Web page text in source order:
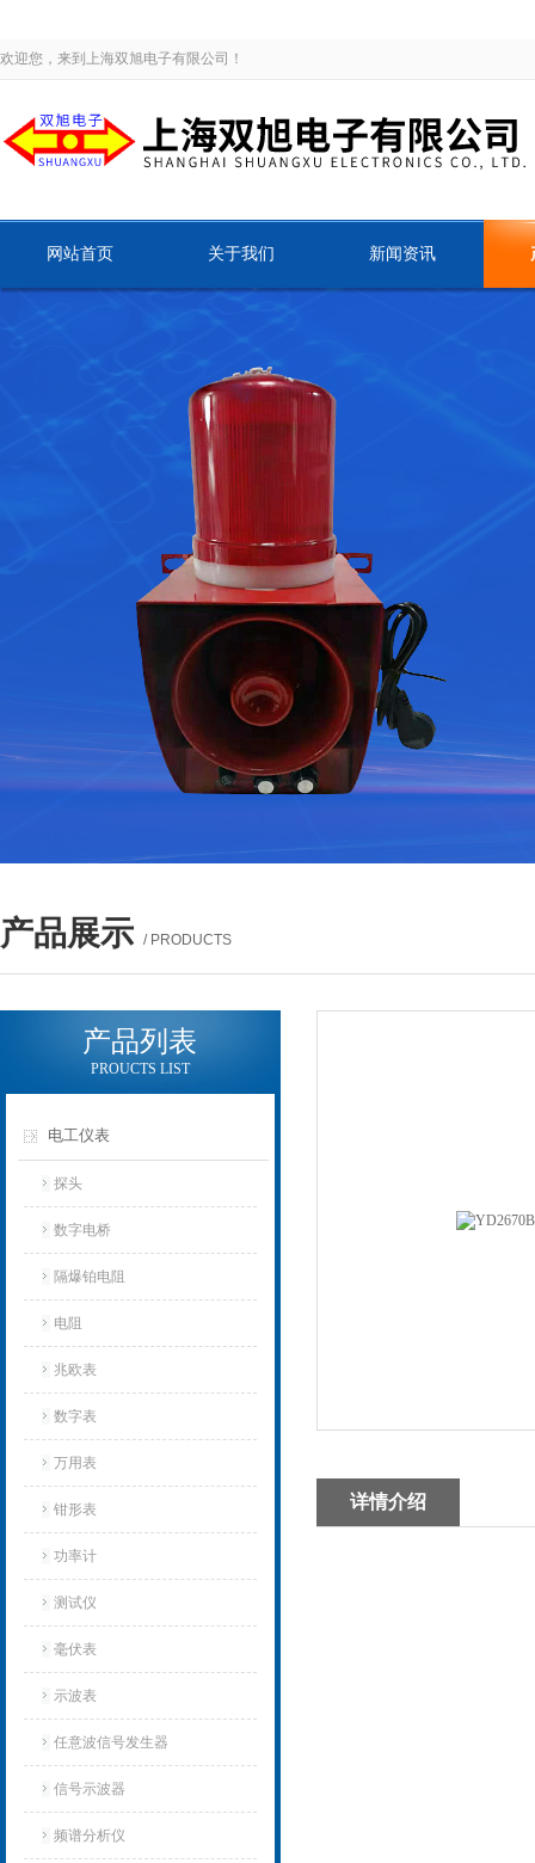
欢迎您，来到上海双旭电子有限公司！
网站首页 关于我们 新闻资讯
产品展示 / PRODUCTS
产品列表
PROUCTS LIST
电工仪表
探头
数字电桥
隔爆铂电阻
电阻
兆欧表
数字表
万用表
钳形表
功率计
测试仪
毫伏表
示波表
任意波信号发生器
信号示波器
频谱分析仪
详情介绍